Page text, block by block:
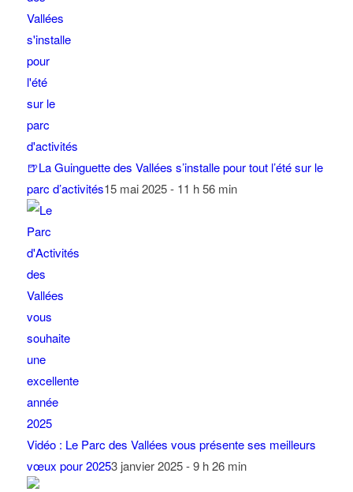
🍺La Guinguette des Vallées s’installe pour tout l’été sur le
parc d’activités15 mai 2025 - 11 h 56 min
Vidéo : Le Parc des Vallées vous présente ses meilleurs
vœux pour 20253 janvier 2025 - 9 h 26 min